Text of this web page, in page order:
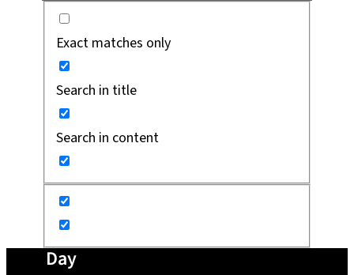
Exact matches only
Search in title
Search in content
Day